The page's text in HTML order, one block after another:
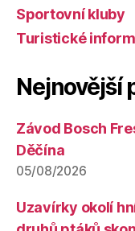
Sportovní kluby
Turistické
Nejnovější
Závod Bosch
Děčína
05/08/2026
Uzavírky okolí